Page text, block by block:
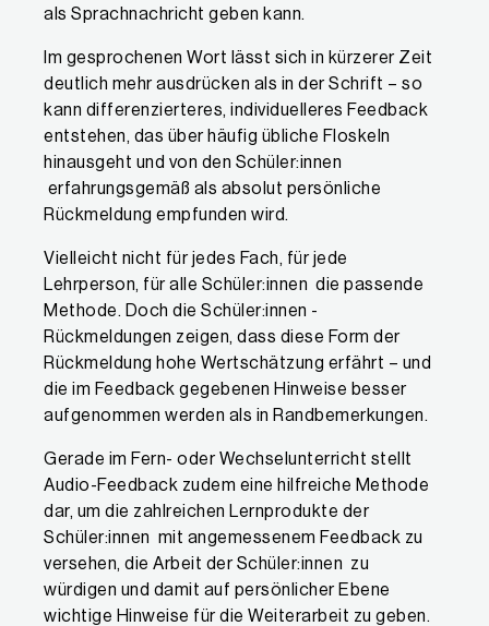
als Sprachnachricht geben kann.
Im gesprochenen Wort lässt sich in kürzerer Zeit
deutlich mehr ausdrücken als in der Schrift – so
kann differenzierteres, individuelleres Feedback
entstehen, das über häufig übliche Floskeln
hinausgeht und von den Schüler:innen
erfahrungsgemäß als absolut persönliche
Rückmeldung empfunden wird.
Vielleicht nicht für jedes Fach, für jede
Lehrperson, für alle Schüler:innen die passende
Methode. Doch die Schüler:innen -
Rückmeldungen zeigen, dass diese Form der
Rückmeldung hohe Wertschätzung erfährt – und
die im Feedback gegebenen Hinweise besser
aufgenommen werden als in Randbemerkungen.
Gerade im Fern- oder Wechselunterricht stellt
Audio-Feedback zudem eine hilfreiche Methode
dar, um die zahlreichen Lernprodukte der
Schüler:innen mit angemessenem Feedback zu
versehen, die Arbeit der Schüler:innen zu
würdigen und damit auf persönlicher Ebene
wichtige Hinweise für die Weiterarbeit zu geben.